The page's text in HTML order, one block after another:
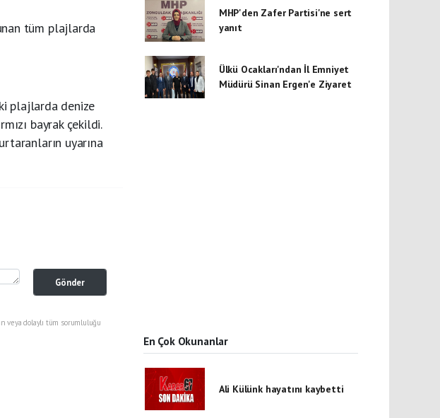
tüm plajlarda
plajlarda denize
bayrak çekildi.
uyarına
Gönder
veya dolaylı tüm sorumluluğu
MHP'den Zafer Partisi'ne sert
yanıt
Ülkü Ocakları'ndan İl Emniyet
Müdürü Sinan Ergen'e Ziyaret
En Çok Okunanlar
Ali Külünk hayatını kaybetti